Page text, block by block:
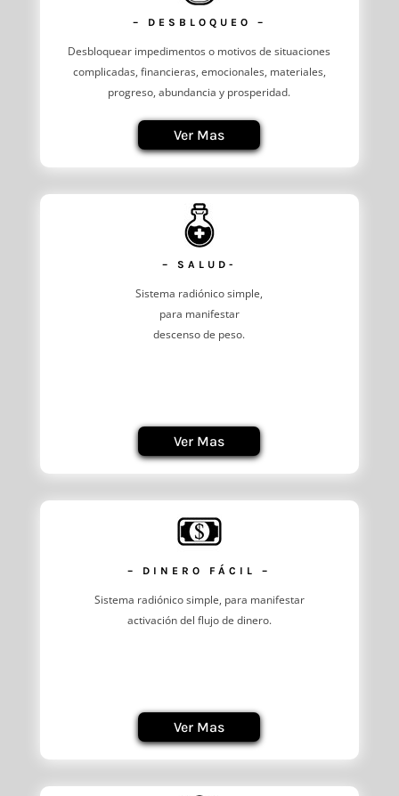
– DESBLOQUEO –
Desbloquear impedimentos o motivos de situaciones
complicadas, financieras, emocionales, materiales,
progreso, abundancia y prosperidad.
Ver Mas
– SALUD-
Sistema radiónico simple,
para manifestar
descenso de peso.
Ver Mas
– DINERO FÁCIL –
Sistema radiónico simple, para manifestar
activación del flujo de dinero.
Ver Mas